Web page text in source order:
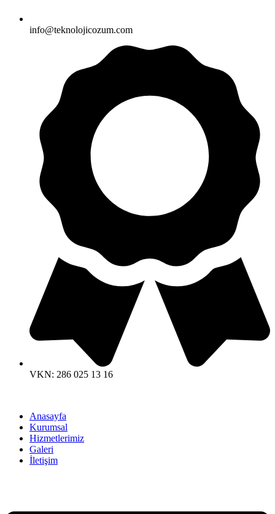
info@teknolojicozum.com
VKN: 286 025 13 16
Anasayfa
Kurumsal
Hizmetlerimiz
Galeri
İletişim